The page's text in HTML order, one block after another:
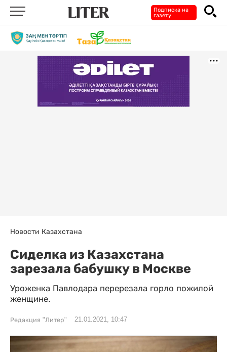
Подписка на
газету
Новости Казахстана
Сиделка из Казахстана
зарезала бабушку в Москве
Уроженка Павлодара перерезала горло пожилой
женщине.
Редакция "Литер" 21.01.2021, 10:47